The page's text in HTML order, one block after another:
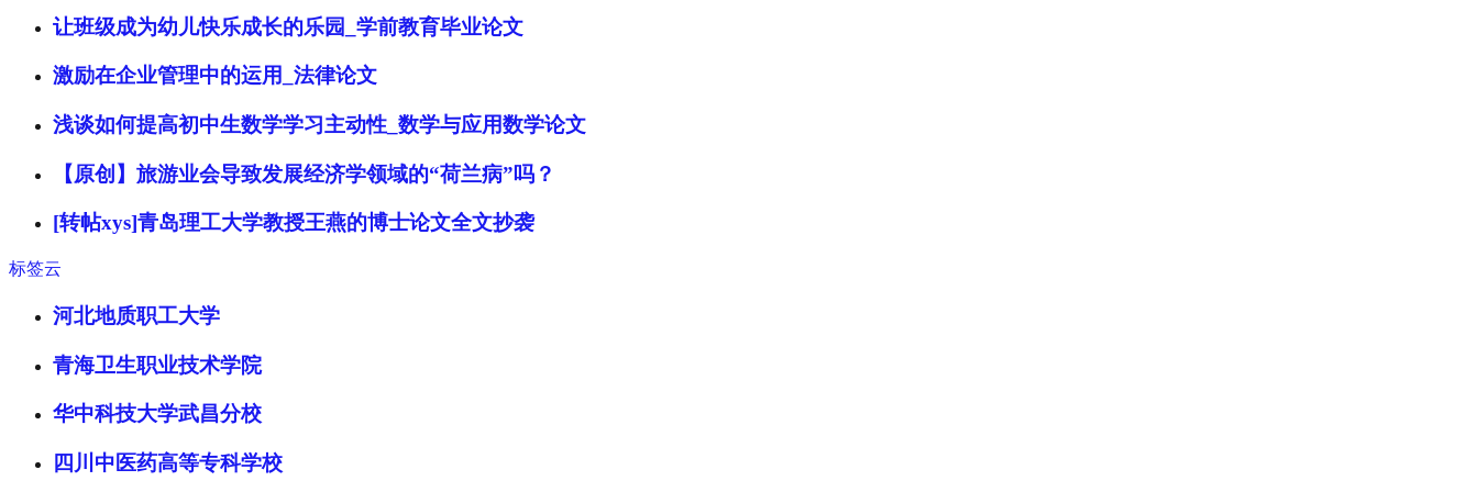
让班级成为幼儿快乐成长的乐园_学前教育毕业论文
激励在企业管理中的运用_法律论文
浅谈如何提高初中生数学学习主动性_数学与应用数学论文
【原创】旅游业会导致发展经济学领域的“荷兰病”吗？
[转帖xys]青岛理工大学教授王燕的博士论文全文抄袭
标签云
河北地质职工大学
青海卫生职业技术学院
华中科技大学武昌分校
四川中医药高等专科学校